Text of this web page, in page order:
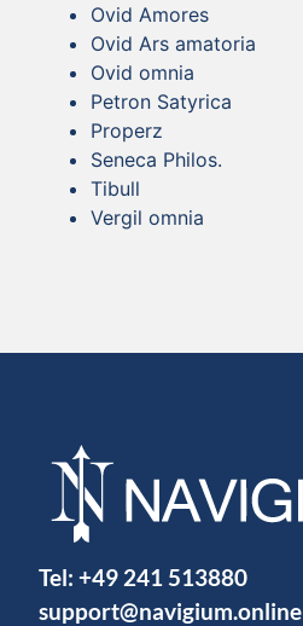
Ovid Amores
Ovid Ars amatoria
Ovid omnia
Petron Satyrica
Properz
Seneca Philos.
Tibull
Vergil omnia
Tel: +49 241 513880
support@navigium.online